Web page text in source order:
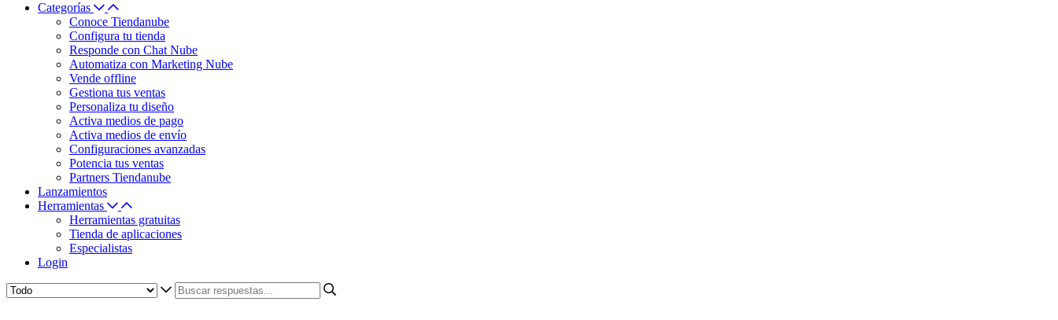
Categorías
Conoce Tiendanube
Configura tu tienda
Responde con Chat Nube
Automatiza con Marketing Nube
Vende offline
Gestiona tus ventas
Personaliza tu diseño
Activa medios de pago
Activa medios de envío
Configuraciones avanzadas
Potencia tus ventas
Partners Tiendanube
Lanzamientos
Herramientas
Herramientas gratuitas
Tienda de aplicaciones
Especialistas
Login